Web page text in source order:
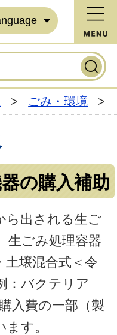
> ごみ・環境 >
の購入補助
ら出される生ご
生ごみ処理容器
土壌混合式＜令
：バクテリア
入費の一部（製
す。